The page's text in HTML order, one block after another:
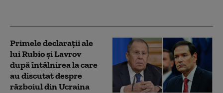
Primele declarații ale
lui Rubio și Lavrov
după întâlnirea la care
au discutat despre
războiul din Ucraina